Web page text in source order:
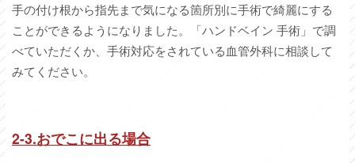
手の付け根から指先まで気になる箇所別に手術で綺麗にする
ことができるようになりました。「ハンドベイン 手術」で調
べていただくか、手術対応をされている血管外科に相談して
みてください。
2-3.おでこに出る場合